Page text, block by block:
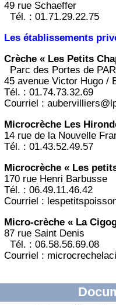
49 rue Schaeffer
Tél. : 01.71.29.22.75
Les établissements
Crèche « Les Petits
Parc des Portes de
45 avenue Victor Hugo /
Tél. : 01.74.73.32.69
Courriel :
Microcrèche Les
14 rue de la Nouvelle
Tél. : 01.43.52.49.57
Microcrèche « Les
170 rue Henri Barbusse
Tél. : 06.49.11.46.42
Courriel :
Micro-crèche « La
87 rue Saint Denis
Tél. : 06.58.56.69.08
Courriel :